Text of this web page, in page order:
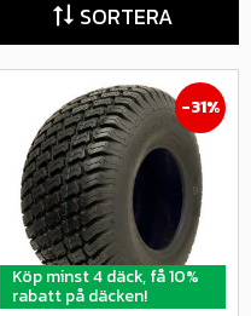
SORTERA
Köp minst 4 däck, få 10%
rabatt på däcken!
31%